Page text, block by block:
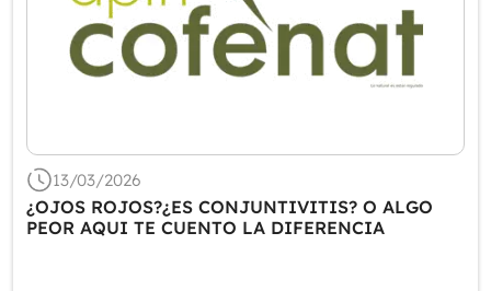
13/03/2026
¿OJOS ROJOS?¿ES CONJUNTIVITIS? O ALGO
PEOR AQUI TE CUENTO LA DIFERENCIA